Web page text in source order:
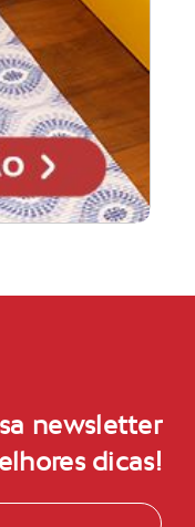
newsletter
dicas!